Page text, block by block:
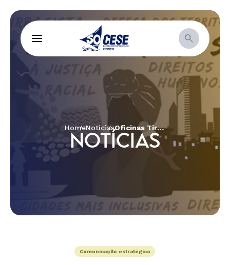
HomeNotícias Oficinas Tira-Dúvidas do 2º Edital Dabucury: Inscrições Abertas
NOTÍCIAS
Comunicação estratégica